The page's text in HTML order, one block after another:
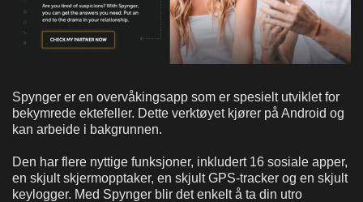
Spynger er en overvåkingsapp som er spesielt utviklet for
bekymrede ektefeller. Dette verktøyet kjører på Android og
kan arbeide i bakgrunnen.
Den har flere nyttige funksjoner, inkludert 16 sosiale apper,
en skjult skjermopptaker, en skjult GPS-tracker og en skjult
keylogger. Med Spynger blir det enkelt å ta din utro